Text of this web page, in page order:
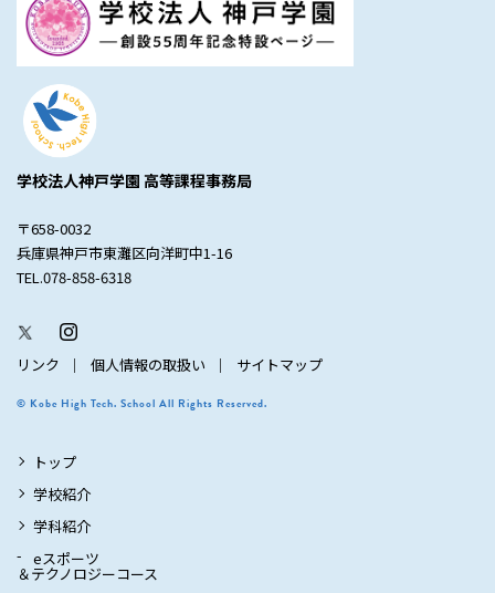
学校法人神戸学園 高等課程事務局
〒658-0032
兵庫県神戸市東灘区向洋町中1-16
TEL.078-858-6318
リンク 個人情報の取扱い サイトマップ
© Kobe High Tech. School All Rights Reserved.
トップ
学校紹介
学科紹介
eスポーツ
＆テクノロジーコース